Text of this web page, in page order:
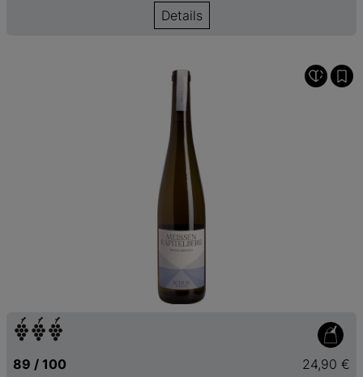
Details
89 / 100
24,90 €